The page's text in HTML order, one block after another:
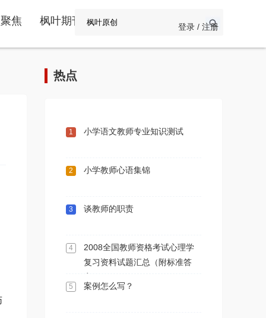
焦 枫叶期刊 登录 / 注册
热点
1 小学语文教师专业知识测试
2 小学教师心语集锦
3 谈教师的职责
4
2008全国教师资格考试心理学
复习资料试题汇总（附标准答
5 案例怎么写？